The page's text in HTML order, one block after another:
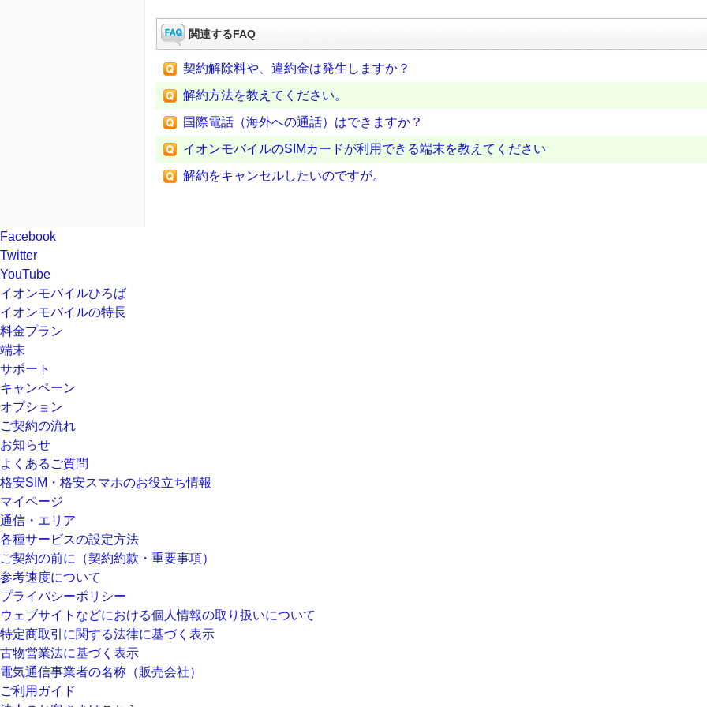
関連するFAQ
契約解除料や、違約金は発生しますか？
解約方法を教えてください。
国際電話（海外への通話）はできますか？
イオンモバイルのSIMカードが利用できる端末を教えてください
解約をキャンセルしたいのですが。
Facebook
Twitter
YouTube
イオンモバイルひろば
イオンモバイルの特長
料金プラン
端末
サポート
キャンペーン
オプション
ご契約の流れ
お知らせ
よくあるご質問
格安SIM・格安スマホのお役立ち情報
マイページ
通信・エリア
各種サービスの設定方法
ご契約の前に（契約約款・重要事項）
参考速度について
プライバシーポリシー
ウェブサイトなどにおける個人情報の取り扱いについて
特定商取引に関する法律に基づく表示
古物営業法に基づく表示
電気通信事業者の名称（販売会社）
ご利用ガイド